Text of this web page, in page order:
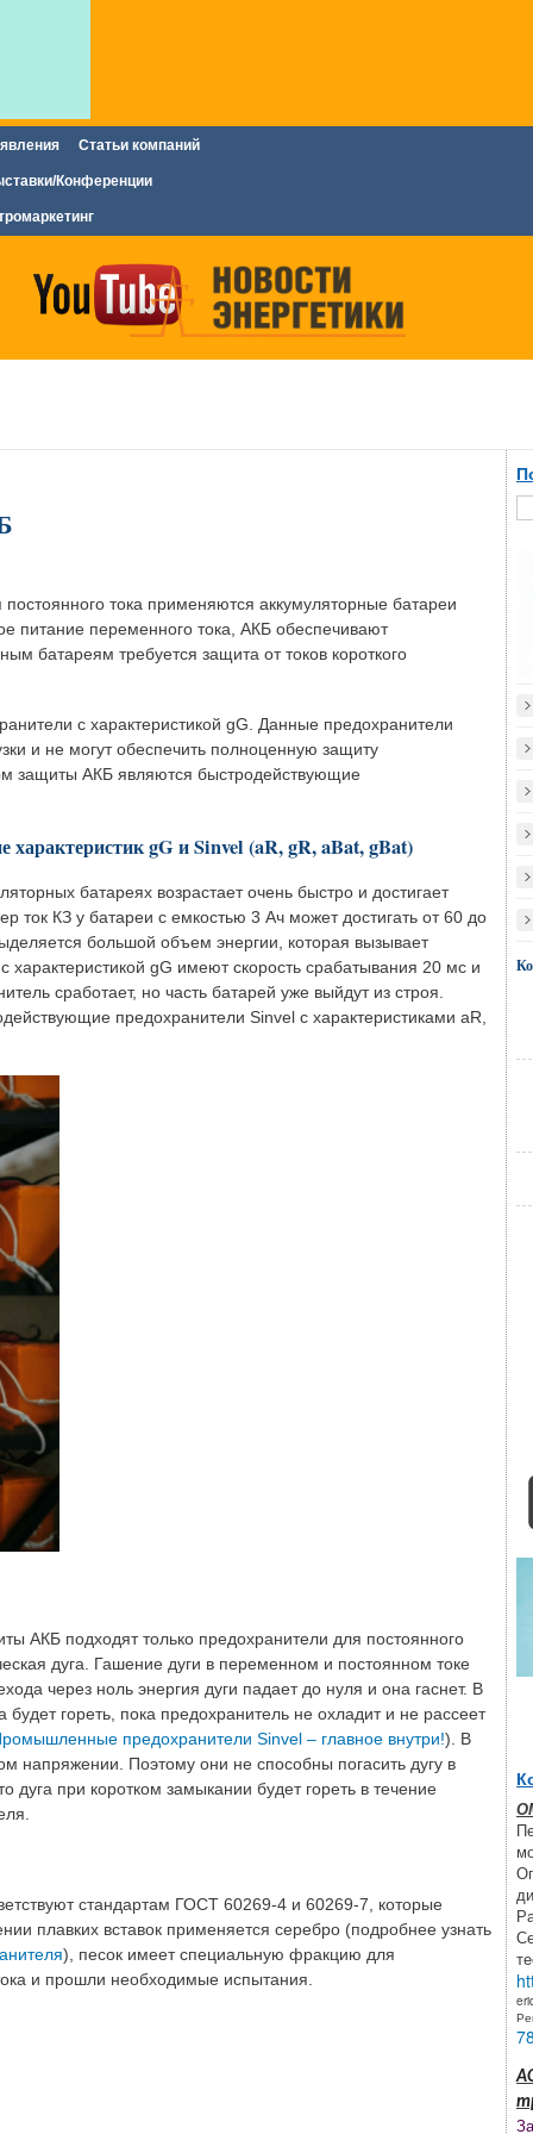
Статьи компаний
Конференции
тока применяются аккумуляторные батареи
питание переменного тока, АКБ обеспечивают
батареям требуется защита от токов короткого
с характеристикой gG. Данные предохранители
и не могут обеспечить полноценную защиту
защиты АКБ являются быстродействующие
gG и Sinvel (aR, gR, aBat, gBat)
батареях возрастает очень быстро и достигает
ток КЗ у батареи с емкостью 3 Ач может достигать от 60 до
большой объем энергии, которая вызывает
характеристикой gG имеют скорость срабатывания 20 мс и
сработает, но часть батарей уже выйдут из строя.
предохранители Sinvel с характеристиками aR,
АКБ подходят только предохранители для постоянного
дуга. Гашение дуги в переменном и постоянном токе
через ноль энергия дуги падает до нуля и она гаснет. В
гореть, пока предохранитель не охладит и не рассеет
предохранители Sinvel – главное внутри!). В
напряжении. Поэтому они не способны погасить дугу в
при коротком замыкании будет гореть в течение
стандартам ГОСТ 60269-4 и 60269-7, которые
плавких вставок применяется серебро (подробнее узнать
), песок имеет специальную фракцию для
и прошли необходимые испытания.